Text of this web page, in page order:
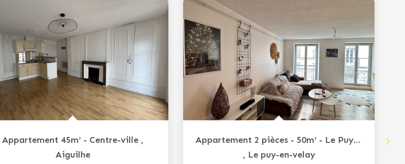
Appartement 45m² - Centre-ville ,
Aiguilhe
Appartement 2 pièces - 50m² - Le Puy-en-Velay
, Le puy-en-velay